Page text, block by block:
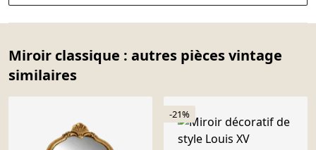
Miroir classique : autres pièces vintage
similaires
-21%